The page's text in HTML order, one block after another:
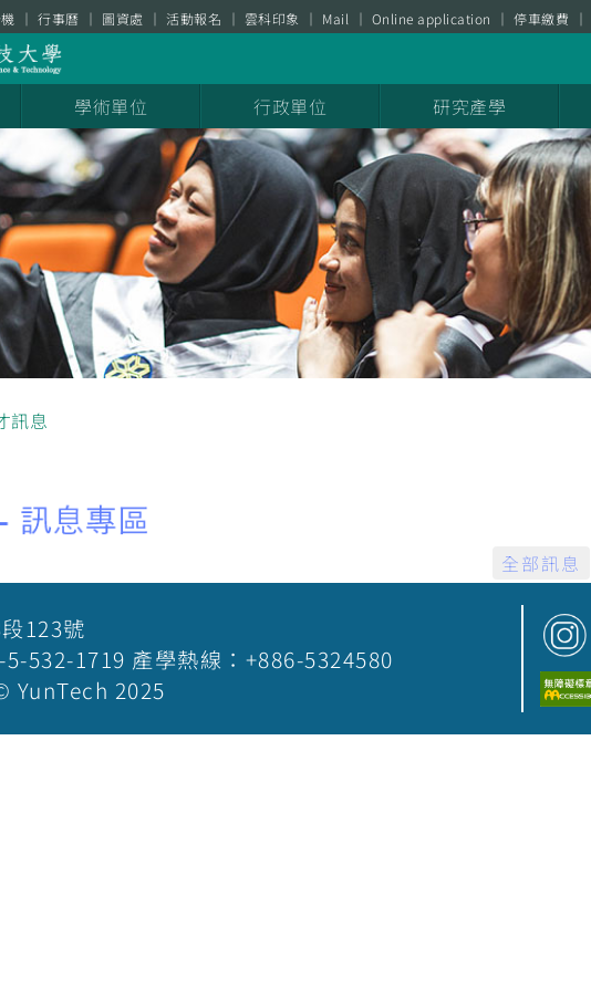
行事曆 圖資處 活動報名 雲科印象 Mail Online application 停車繳費
學術單位 行政單位 研究產學
訊息
全部訊息
123號
532-1719 產學熱線：+886-5324580
YunTech 2025